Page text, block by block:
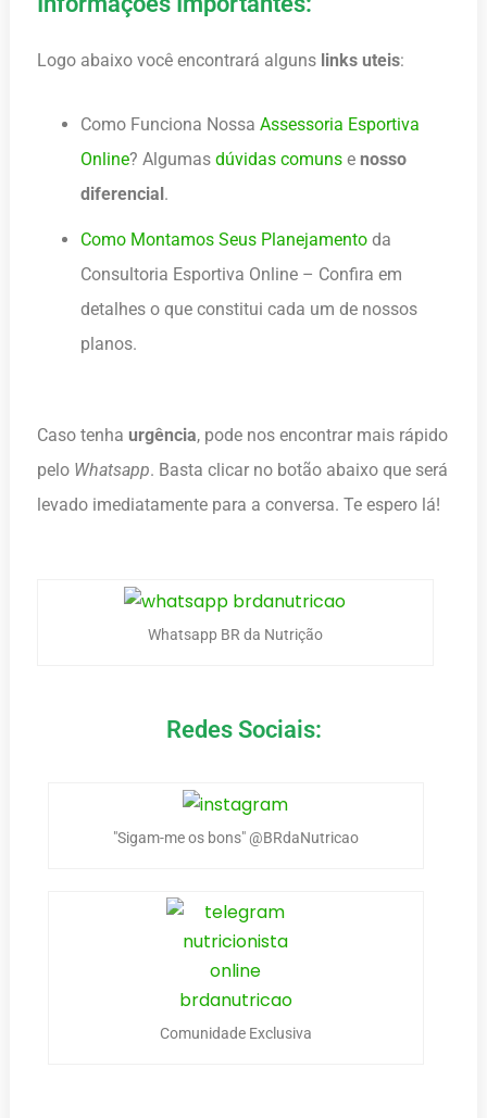
Logo abaixo você encontrará alguns links uteis:
Como Funciona Nossa Assessoria Esportiva
Online? Algumas dúvidas comuns e nosso
diferencial.
Como Montamos Seus Planejamento da
Consultoria Esportiva Online – Confira em
detalhes o que constitui cada um de nossos
planos.
Caso tenha urgência, pode nos encontrar mais rápido
pelo Whatsapp. Basta clicar no botão abaixo que será
levado imediatamente para a conversa. Te espero lá!
Whatsapp BR da Nutrição
Redes Sociais:
"Sigam-me os bons" @BRdaNutricao
Comunidade Exclusiva